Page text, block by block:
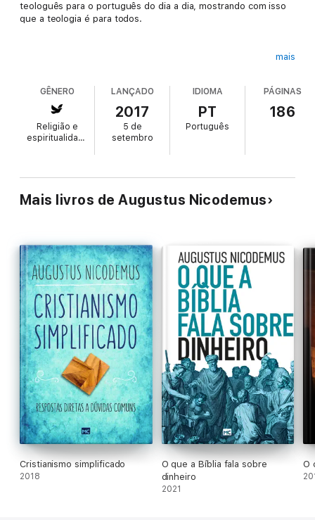
teologuês para o português do dia a dia, mostrando com isso
que a teologia é para todos.
gênero, sofrimento, divórcio e novo casamento, submissão
feminina, sexualidade sadia, possessão demoníaca e suicídio.
A formação intelectual e o conhecimento teológico do autor
perspectiva bíblica sobre as questões que mais confrontam o
mais
GÊNERO
Religião e
espiritualidade
LANÇADO
2017
5 de
setembro
IDIOMA
PT
Português
PÁGINAS
186
Mais livros de Augustus Nicodemus
Cristianismo simplificado
2018
O que a Bíblia fala sobre
dinheiro
2021
O